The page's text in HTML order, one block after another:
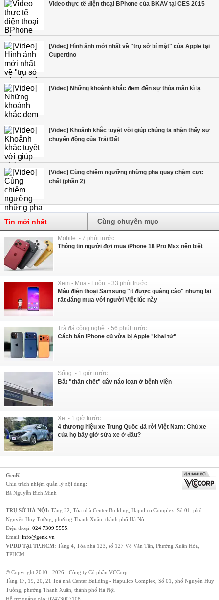
Video thực tế điện thoại BPhone của BKAV tại CES 2015
[Video] Hình ảnh mới nhất về "trụ sở bí mật" của Apple tại
Cupertino
[Video] Những khoảnh khắc đem đến sự thỏa mãn kì lạ
[Video] Khoảnh khắc tuyệt vời giúp chúng ta nhận thấy sự
chuyển động của Trái Đất
[Video] Cùng chiêm ngưỡng những pha quay chậm cực
chất (phần 2)
Tin mới nhất Cùng chuyên mục
Mobile - 7 phút trước
Thông tin người đợi mua iPhone 18 Pro Max nên biết
Xem - Mua - Luôn - 33 phút trước
Mẫu điện thoại Samsung "ít được quảng cáo" nhưng lại
rất đáng mua với người Việt lúc này
Trà đá công nghệ - 56 phút trước
Cách bán iPhone cũ vừa bị Apple "khai tử"
Sống - 1 giờ trước
Bắt "thần chết" gây náo loạn ở bệnh viện
Xe - 1 giờ trước
4 thương hiệu xe Trung Quốc đã rời Việt Nam: Chủ xe
của họ bây giờ sửa xe ở đâu?
GenK
Chịu trách nhiệm quản lý nội dung:
Bà Nguyễn Bích Minh
TRỤ SỞ HÀ NỘI: Tầng 22, Tòa nhà Center Building, Hapulico Complex, Số 01, phố
Nguyễn Huy Tưởng, phường Thanh Xuân, thành phố Hà Nội
Điện thoại: 024 7309 5555
Email: info@genk.vn
VPĐD TẠI TP.HCM: Tầng 4, Tòa nhà 123, số 127 Võ Văn Tần, Phường Xuân Hòa,
TPHCM
© Copyright 2010 - 2026 - Công ty Cổ phần VCCorp
Tầng 17, 19, 20, 21 Toà nhà Center Building - Hapulico Complex, Số 01, phố Nguyễn Huy
Tưởng, phường Thanh Xuân, thành phố Hà Nội
Hỗ trợ quảng cáo: 02473007108